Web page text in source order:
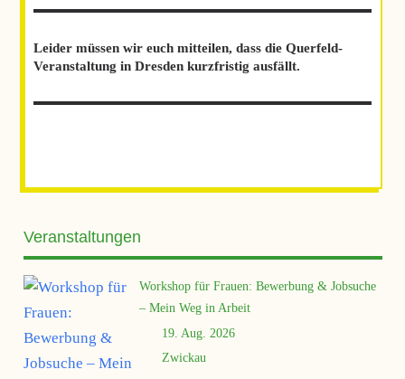
Leider müssen wir euch mitteilen, dass die Querfeld-
Veranstaltung in Dresden kurzfristig ausfällt.
Veranstaltungen
Workshop für Frauen: Bewerbung & Jobsuche
– Mein Weg in Arbeit
19. Aug. 2026
Zwickau